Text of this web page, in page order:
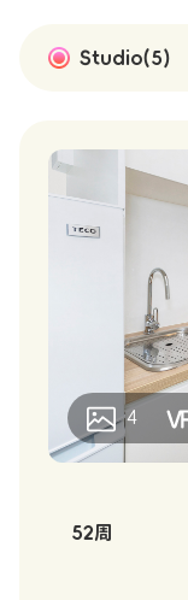
Studio(5)
4
52周